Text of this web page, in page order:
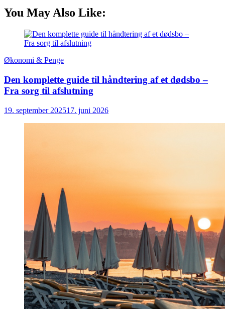
You May Also Like:
Økonomi & Penge
Den komplette guide til håndtering af et dødsbo –
Fra sorg til afslutning
19. september 202517. juni 2026